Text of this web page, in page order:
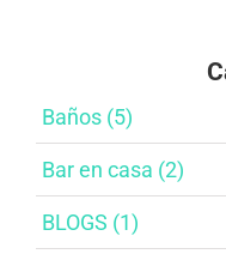
Baños​ (5)
Bar en casa​ (2)
BLOGS (1)